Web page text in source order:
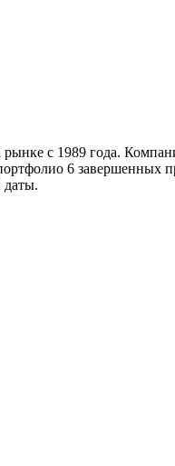
с 1989 года.
6 завершенных
даты.